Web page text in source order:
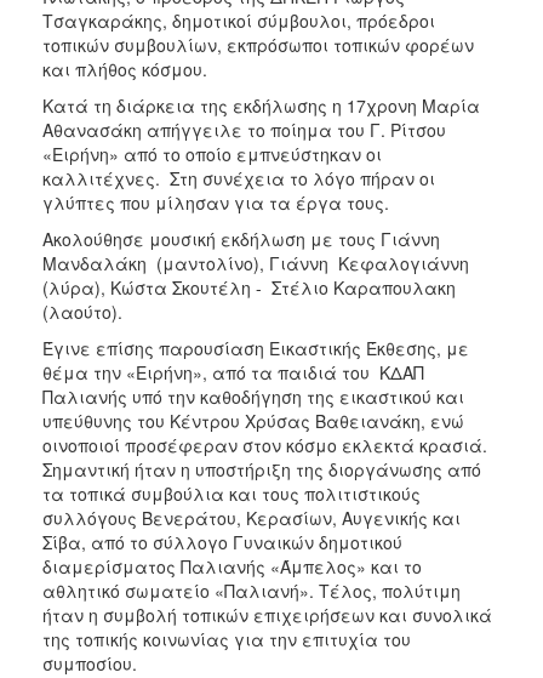
Τσαγκαράκης, δημοτικοί σύμβουλοι, πρόεδροι
τοπικών συμβουλίων, εκπρόσωποι τοπικών φορέων
και πλήθος κόσμου.
Κατά τη διάρκεια της εκδήλωσης η 17χρονη Μαρία
Αθανασάκη απήγγειλε το ποίημα του Γ. Ρίτσου
«Ειρήνη» από το οποίο εμπνεύστηκαν οι
καλλιτέχνες. Στη συνέχεια το λόγο πήραν οι
γλύπτες που μίλησαν για τα έργα τους.
Ακολούθησε μουσική εκδήλωση με τους Γιάννη
Μανδαλάκη (μαντολίνο), Γιάννη Κεφαλογιάννη
(λύρα), Κώστα Σκουτέλη - Στέλιο Καραπουλακη
(λαούτο).
Έγινε επίσης παρουσίαση Εικαστικής Έκθεσης, με
θέμα την «Ειρήνη», από τα παιδιά του ΚΔΑΠ
Παλιανής υπό την καθοδήγηση της εικαστικού και
υπεύθυνης του Κέντρου Χρύσας Βαθειανάκη, ενώ
οινοποιοί προσέφεραν στον κόσμο εκλεκτά κρασιά.
Σημαντική ήταν η υποστήριξη της διοργάνωσης από
τα τοπικά συμβούλια και τους πολιτιστικούς
συλλόγους Βενεράτου, Κερασίων, Αυγενικής και
Σίβα, από το σύλλογο Γυναικών δημοτικού
διαμερίσματος Παλιανής «Άμπελος» και το
αθλητικό σωματείο «Παλιανή». Τέλος, πολύτιμη
ήταν η συμβολή τοπικών επιχειρήσεων και συνολικά
της τοπικής κοινωνίας για την επιτυχία του
συμποσίου.